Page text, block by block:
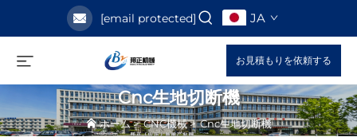
[email protected] JA
お見積もりを依頼する
Cnc生地切断機
ホーム>CNC機械>Cnc生地切断機